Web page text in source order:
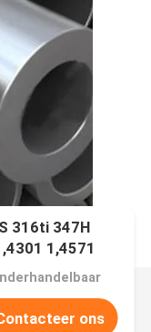
316ti 347H
1,4571
ons